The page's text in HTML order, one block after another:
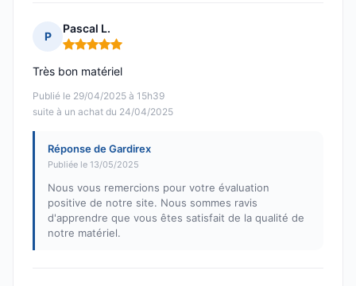
P
Pascal L.
Note : 5 sur 5
Publié le 29/04/2025 à 15h39
suite à un achat du 24/04/2025
Très bon matériel
Réponse de Gardirex
Publiée le 13/05/2025
Nous vous remercions pour votre évaluation
positive de notre site. Nous sommes ravis
d'apprendre que vous êtes satisfait de la qualité de
notre matériel.